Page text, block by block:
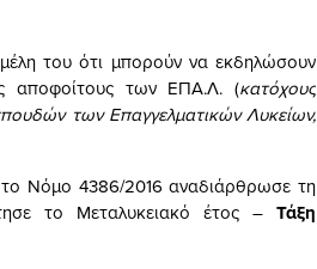
-μέλη του ότι μπορούν να εκδηλώσουν
αποφοίτους των ΕΠΑ.Λ. (κατόχους
των Επαγγελματικών Λυκείων,
Νόμο 4386/2016 αναδιάρθρωσε τη
το Μεταλυκειακό έτος – Τάξη